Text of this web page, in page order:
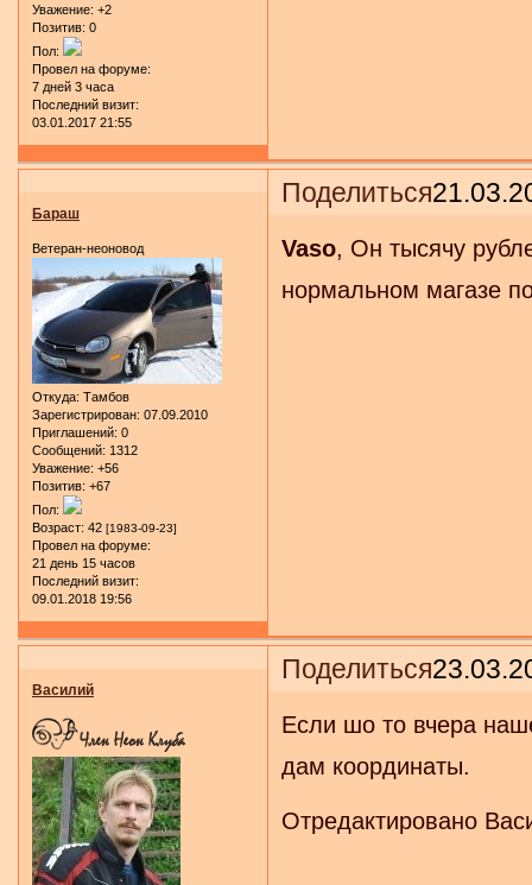
Уважение: +2
Позитив: 0
Пол:
Провел на форуме:
7 дней 3 часа
Последний визит:
03.01.2017 21:55
Поделиться
Бараш
Ветеран-неоновод
Откуда: Тамбов
Зарегистрирован: 07.09.2010
Приглашений: 0
Сообщений: 1312
Уважение: +56
Позитив: +67
Пол:
Возраст: 42 [1983-09-23]
Провел на форуме:
21 день 15 часов
Последний визит:
09.01.2018 19:56
Vaso, Он тысячу
нормальном магазе
Поделиться
Василий
Если шо то вчера
дам координаты.
Отредактировано